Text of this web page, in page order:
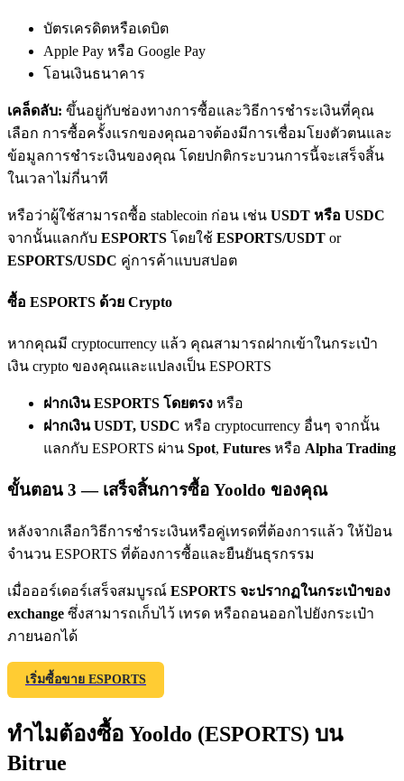
การแนะนำ
เชิญเพื่อนเพื่อรับรางวัลเงินสด
Deposit CASHCAT & Win
Share 500000 CASHCAT prize pool
Exclusive for BitMart Users
Register & Trade to Win 500,000 USDT
Precious Metals Trading Carnival
Trade Gold & Silver · 33,333 USDT Bonus
USDT New User Exclusive 10% APR
USDT Flexible Staking | Daily Rewards
บัตรเครดิตหรือเดบิต
Apple Pay หรือ Google Pay
โอนเงินธนาคาร
เคล็ดลับ: ขึ้นอยู่กับช่องทางการซื้อและวิธีการชำระเงินที่คุณ
เลือก การซื้อครั้งแรกของคุณอาจต้องมีการเชื่อมโยงตัวตนและ
ข้อมูลการชำระเงินของคุณ โดยปกติกระบวนการนี้จะเสร็จสิ้น
ในเวลาไม่กี่นาที
หรือว่าผู้ใช้สามารถซื้อ stablecoin ก่อน เช่น USDT หรือ USDC
จากนั้นแลกกับ ESPORTS โดยใช้ ESPORTS/USDT or
ESPORTS/USDC คู่การค้าแบบสปอต
ซื้อ ESPORTS ด้วย Crypto
หากคุณมี cryptocurrency แล้ว คุณสามารถฝากเข้าในกระเป๋า
เงิน crypto ของคุณและแปลงเป็น ESPORTS
ฝากเงิน ESPORTS โดยตรง หรือ
ฝากเงิน USDT, USDC หรือ cryptocurrency อื่นๆ จากนั้น
แลกกับ ESPORTS ผ่าน Spot, Futures หรือ Alpha Trading
ขั้นตอน 3 — เสร็จสิ้นการซื้อ Yooldo ของคุณ
หลังจากเลือกวิธีการชำระเงินหรือคู่เทรดที่ต้องการแล้ว ให้ป้อน
จำนวน ESPORTS ที่ต้องการซื้อและยืนยันธุรกรรม
เมื่อออร์เดอร์เสร็จสมบูรณ์ ESPORTS จะปรากฏในกระเป๋าของ
exchange ซึ่งสามารถเก็บไว้ เทรด หรือถอนออกไปยังกระเป๋า
ภายนอกได้
เริ่มซื้อขาย ESPORTS
ทำไมต้องซื้อ Yooldo (ESPORTS) บน
Bitrue